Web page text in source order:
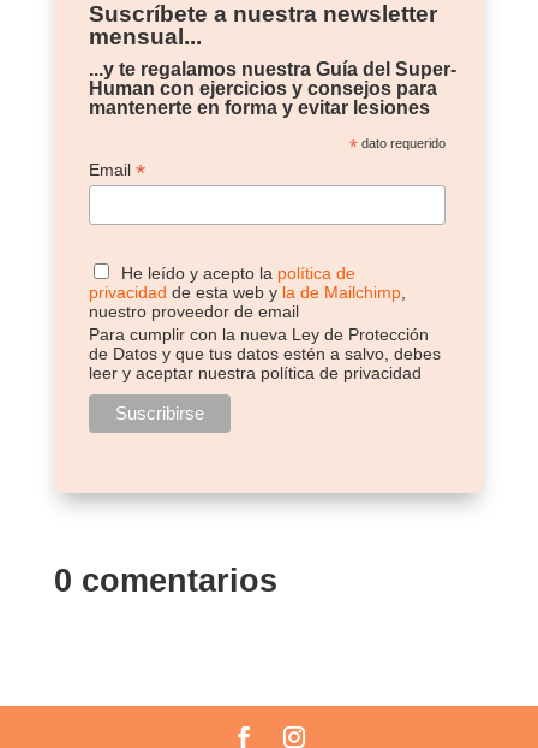
Suscríbete a nuestra newsletter
mensual...
...y te regalamos nuestra Guía del Super-
Human con ejercicios y consejos para
mantenerte en forma y evitar lesiones
*dato requerido
Email*
He leído y acepto la política de
privacidad de esta web y la de Mailchimp,
nuestro proveedor de email
Para cumplir con la nueva Ley de Protección
de Datos y que tus datos estén a salvo, debes
leer y aceptar nuestra política de privacidad
0 comentarios